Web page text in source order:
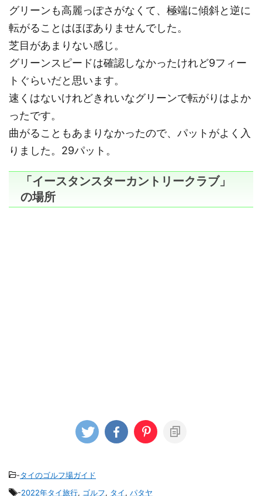
グリーンも高麗っぽさがなくて、極端に傾斜と逆に
転がることはほぼありませんでした。
芝目があまりない感じ。
グリーンスピードは確認しなかったけれど9フィー
トぐらいだと思います。
速くはないけれどきれいなグリーンで転がりはよか
ったです。
曲がることもあまりなかったので、パットがよく入
りました。29パット。
「イースタンスターカントリークラブ」
の場所
-タイのゴルフ場ガイド
-2022年タイ旅行, ゴルフ, タイ, パタヤ